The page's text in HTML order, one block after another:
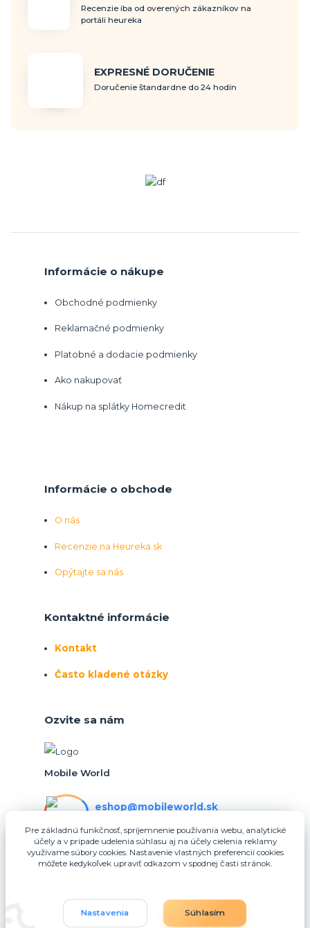
Recenzie iba od overených zákazníkov na
portáli heureka
EXPRESNÉ DORUČENIE
Doručenie štandardne do 24 hodín
Informácie o nákupe
Obchodné podmienky
Reklamačné podmienky
Platobné a dodacie podmienky
Ako nakupovať
Nákup na splátky Homecredit
Informácie o obchode
O nás
Recenzie na Heureka.sk
Opýtajte sa nás
Kontaktné informácie
Kontakt
Často kladené otázky
Ozvite sa nám
Mobile World
eshop@mobileworld.sk
eshop@mobileworld.sk
Pre základnú funkčnosť, spríjemnenie používania webu, analytické
účely a v prípade udelenia súhlasu aj na účely cielenia reklamy
využívame súbory cookies. Nastavenie vlastných preferencií cookies
môžete kedykoľvek upraviť odkazom v spodnej časti stránok.
Nastavenia Súhlasím